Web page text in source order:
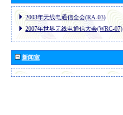
2003年无线电通信全会(RA-03)
2007年世界无线电通信大会(WRC-07)
新闻室